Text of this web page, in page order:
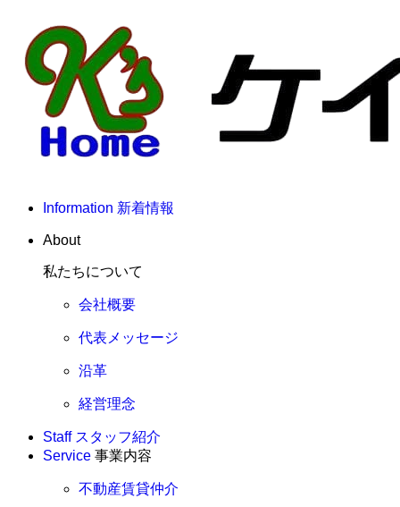
Information 新着情報
About
私たちについて
会社概要
代表メッセージ
沿革
経営理念
Staff スタッフ紹介
Service 事業内容
不動産賃貸仲介